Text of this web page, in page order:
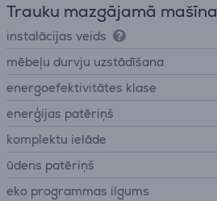
Trauku mazgājamā mašīna
instalācijas veids
mēbeļu durvju uzstādīšana
energoefektivitātes klase
enerģijas patēriņš
komplektu ielāde
ūdens patēriņš
eko programmas ilgums